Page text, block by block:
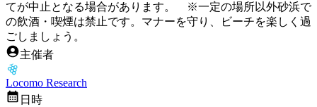
てが中止となる場合があります。 ※一定の場所以外砂浜で
の飲酒・喫煙は禁止です。マナーを守り、ビーチを楽しく過
ごしましょう。
主催者
Locomo Research
日時